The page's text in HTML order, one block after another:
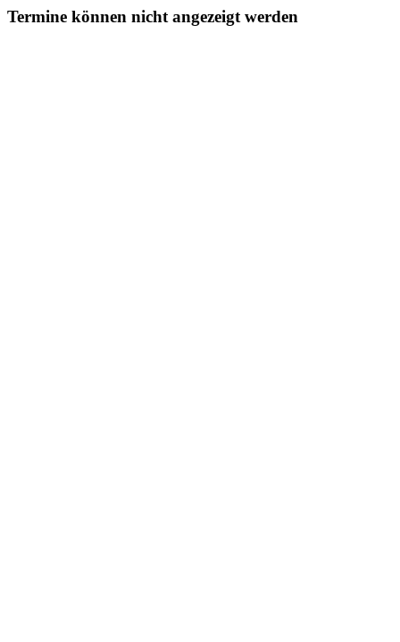
Termine können nicht angezeigt werden